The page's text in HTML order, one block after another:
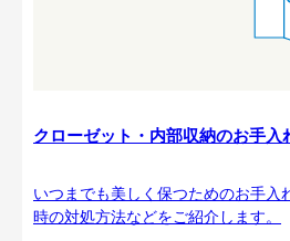
クローゼット・内部収納のお手入
いつまでも美しく保つためのお手入
時の対処方法などをご紹介します。